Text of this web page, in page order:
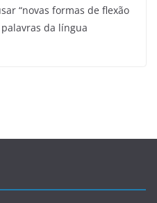
“novas formas de flexão
da língua